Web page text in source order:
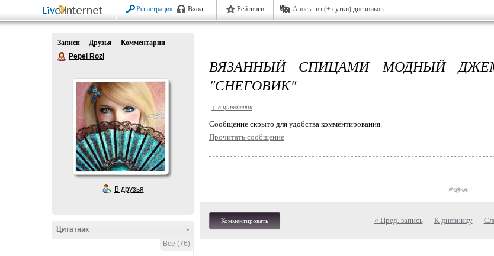
Регистрация Вход Рейтинги Авось из (+ сутки) дневников
Записи Друзья
Комментарии
Pepel Rozi
В друзья
-
Цитатник
Все (76)
ВЯЗАННЫЙ СПИЦАМИ МОДНЫЙ
"СНЕГОВИК"
+ в цитатник
Cообщение скрыто для удобства комментирования.
Прочитать сообщение
Комментировать « Пред. запись— К дневнику —